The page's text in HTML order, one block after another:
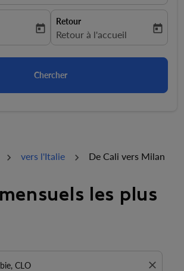
date-aria-label
today
Retour
fc-booking-return-date-aria-
Retour à l'accueil today
Chercher
vers l'Italie De Cali vers Milan
les plus
close
à jour votre itinéraire (origine et/